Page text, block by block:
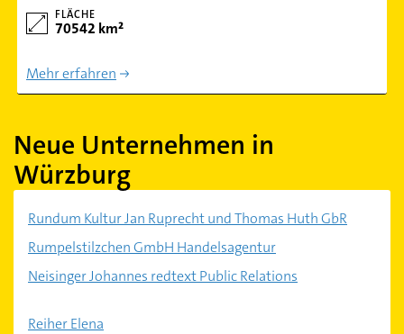
FLÄCHE
70542 km²
Mehr erfahren
Neue Unternehmen in
Würzburg
Rundum Kultur Jan Ruprecht und Thomas Huth GbR
Rumpelstilzchen GmbH Handelsagentur
Neisinger Johannes redtext Public Relations
Reiher Elena